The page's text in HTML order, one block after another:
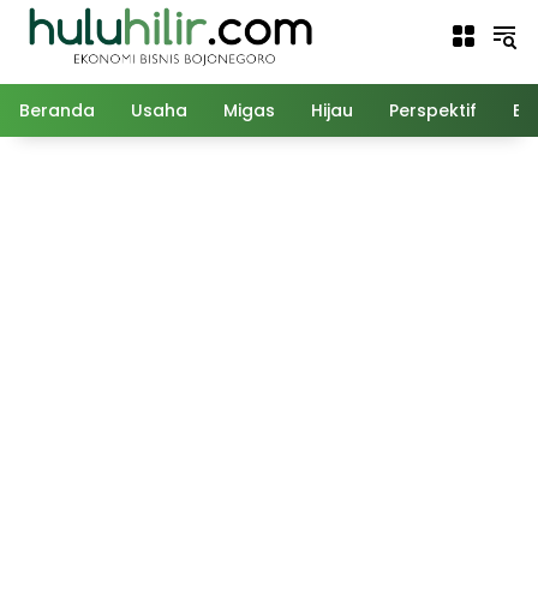
Langsung
Beranda Usaha Migas Hijau Perspektif